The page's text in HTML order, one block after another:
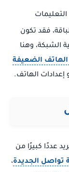
التعليمات
فقد تكون
الشبكة، وهنا
الضعيفة
الهاتف.
عددًا كبيرًا من
تواصل الجديدة،